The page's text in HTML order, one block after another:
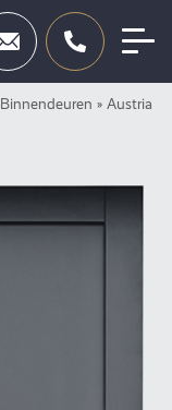
Binnendeuren » Austria